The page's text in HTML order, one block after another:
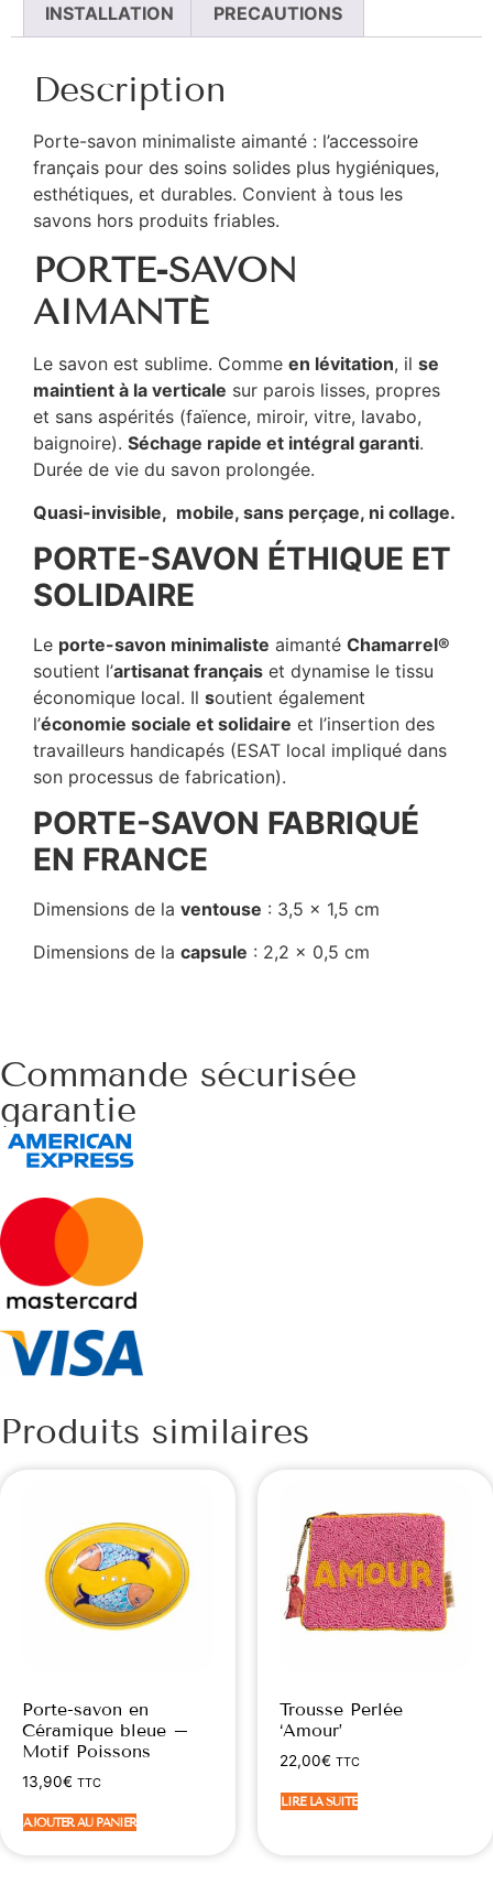
INSTALLATION PRECAUTIONS
Description
Porte-savon minimaliste aimanté : l’accessoire
français pour des soins solides plus hygiéniques,
esthétiques, et durables. Convient à tous les
savons hors produits friables.
PORTE-SAVON
AIMANTÉ
Le savon est sublime. Comme en lévitation, il se
maintient à la verticale sur parois lisses, propres
et sans aspérités (faïence, miroir, vitre, lavabo,
baignoire). Séchage rapide et intégral garanti.
Durée de vie du savon prolongée.
Quasi-invisible, mobile, sans perçage, ni collage.
PORTE-SAVON ÉTHIQUE ET
SOLIDAIRE
Le porte-savon minimaliste aimanté Chamarrel®
soutient l’artisanat français et dynamise le tissu
économique local. Il soutient également
l’économie sociale et solidaire et l’insertion des
travailleurs handicapés (ESAT local impliqué dans
son processus de fabrication).
PORTE-SAVON FABRIQUÉ
EN FRANCE
Dimensions de la ventouse : 3,5 x 1,5 cm
Dimensions de la capsule : 2,2 x 0,5 cm
Commande sécurisée
garantie
Produits similaires
Porte-savon en
Céramique bleue –
Motif Poissons
13,90€ TTC
AJOUTER AU PANIER
Trousse Perlée
‘Amour’
22,00€ TTC
LIRE LA SUITE